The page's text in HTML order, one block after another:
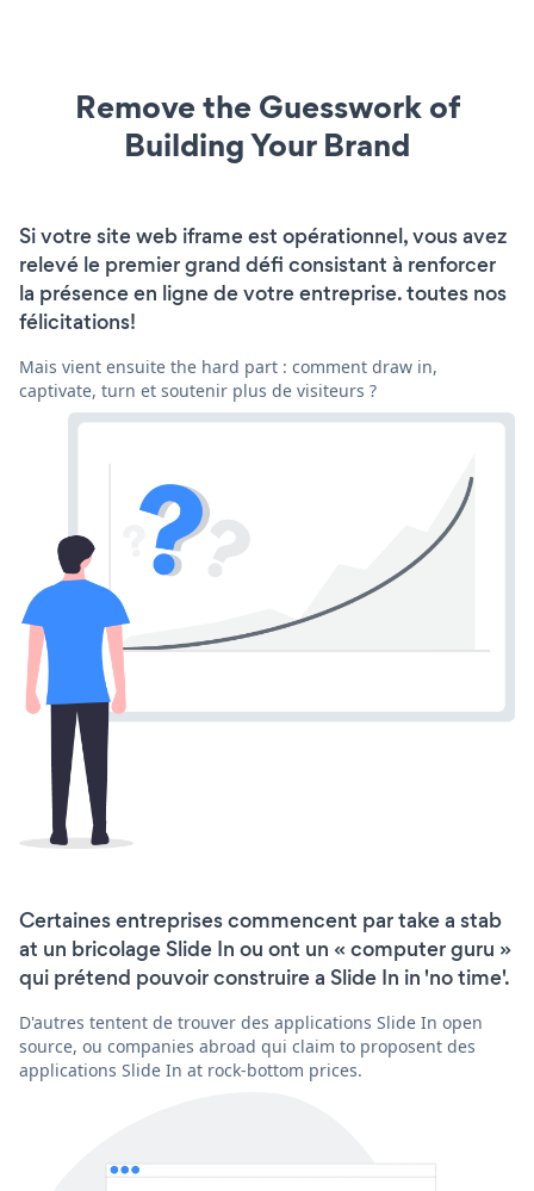
Remove the Guesswork of
Building Your Brand
Si votre site web iframe est opérationnel, vous avez
relevé le premier grand défi consistant à renforcer
la présence en ligne de votre entreprise. toutes nos
félicitations!
Mais vient ensuite the hard part : comment draw in,
captivate, turn et soutenir plus de visiteurs ?
Certaines entreprises commencent par take a stab
at un bricolage Slide In ou ont un « computer guru »
qui prétend pouvoir construire a Slide In in 'no time'.
D'autres tentent de trouver des applications Slide In open
source, ou companies abroad qui claim to proposent des
applications Slide In at rock-bottom prices.